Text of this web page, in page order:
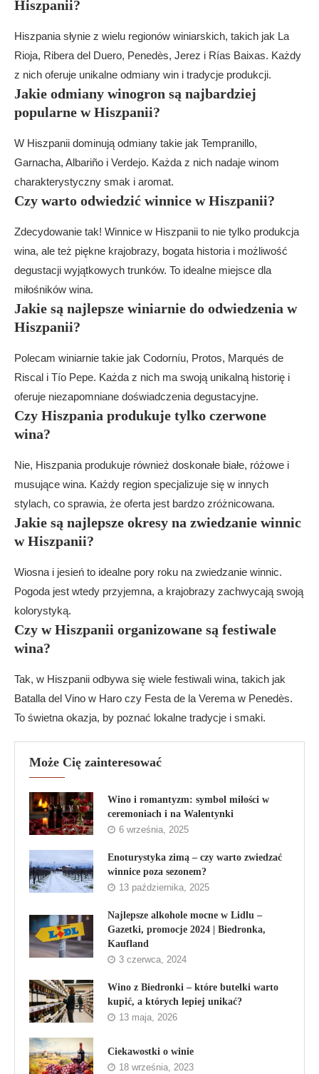
Hiszpanii?
Hiszpania słynie z wielu regionów winiarskich, takich jak La
Rioja, Ribera del Duero, Penedès, Jerez i Rías Baixas. Każdy
z nich oferuje unikalne odmiany win i tradycje produkcji.
Jakie odmiany winogron są najbardziej
popularne w Hiszpanii?
W Hiszpanii dominują odmiany takie jak Tempranillo,
Garnacha, Albariño i Verdejo. Każda z nich nadaje winom
charakterystyczny smak i aromat.
Czy warto odwiedzić winnice w Hiszpanii?
Zdecydowanie tak! Winnice w Hiszpanii to nie tylko produkcja
wina, ale też piękne krajobrazy, bogata historia i możliwość
degustacji wyjątkowych trunków. To idealne miejsce dla
miłośników wina.
Jakie są najlepsze winiarnie do odwiedzenia w
Hiszpanii?
Polecam winiarnie takie jak Codorníu, Protos, Marqués de
Riscal i Tío Pepe. Każda z nich ma swoją unikalną historię i
oferuje niezapomniane doświadczenia degustacyjne.
Czy Hiszpania produkuje tylko czerwone
wina?
Nie, Hiszpania produkuje również doskonałe białe, różowe i
musujące wina. Każdy region specjalizuje się w innych
stylach, co sprawia, że oferta jest bardzo zróżnicowana.
Jakie są najlepsze okresy na zwiedzanie winnic
w Hiszpanii?
Wiosna i jesień to idealne pory roku na zwiedzanie winnic.
Pogoda jest wtedy przyjemna, a krajobrazy zachwycają swoją
kolorystyką.
Czy w Hiszpanii organizowane są festiwale
wina?
Tak, w Hiszpanii odbywa się wiele festiwali wina, takich jak
Batalla del Vino w Haro czy Festa de la Verema w Penedès.
To świetna okazja, by poznać lokalne tradycje i smaki.
Może Cię zainteresować
Wino i romantyzm: symbol miłości w
ceremoniach i na Walentynki
6 września, 2025
Enoturystyka zimą – czy warto zwiedzać
winnice poza sezonem?
13 października, 2025
Najlepsze alkohole mocne w Lidlu –
Gazetki, promocje 2024 | Biedronka,
Kaufland
3 czerwca, 2024
Wino z Biedronki – które butelki warto
kupić, a których lepiej unikać?
13 maja, 2026
Ciekawostki o winie
18 września, 2023